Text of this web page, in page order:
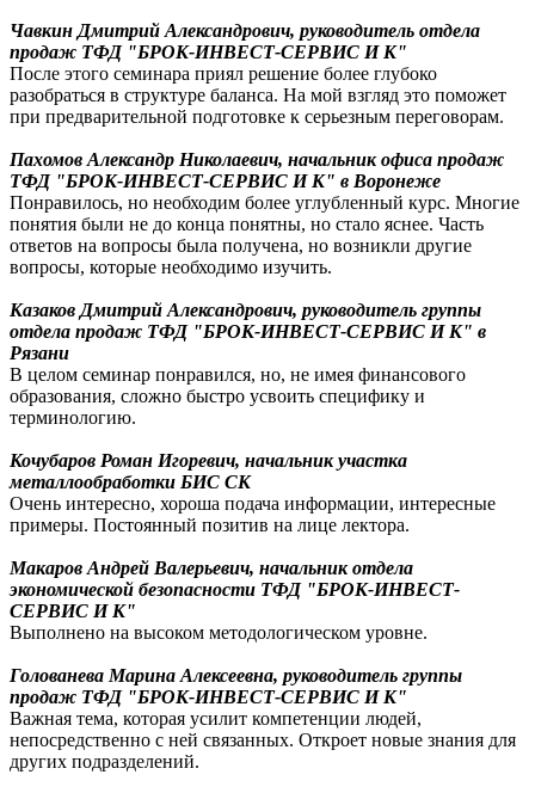
Чавкин Дмитрий Александрович, руководитель отдела
продаж ТФД "БРОК-ИНВЕСТ-СЕРВИС И К"
После этого семинара приял решение более глубоко
разобраться в структуре баланса. На мой взгляд это поможет
при предварительной подготовке к серьезным переговорам.
Пахомов Александр Николаевич, начальник офиса продаж
ТФД "БРОК-ИНВЕСТ-СЕРВИС И К" в Воронеже
Понравилось, но необходим более углубленный курс. Многие
понятия были не до конца понятны, но стало яснее. Часть
ответов на вопросы была получена, но возникли другие
вопросы, которые необходимо изучить.
Казаков Дмитрий Александрович, руководитель группы
отдела продаж ТФД "БРОК-ИНВЕСТ-СЕРВИС И К" в
Рязани
В целом семинар понравился, но, не имея финансового
образования, сложно быстро усвоить специфику и
терминологию.
Кочубаров Роман Игоревич, начальник участка
металлообработки БИС СК
Очень интересно, хороша подача информации, интересные
примеры. Постоянный позитив на лице лектора.
Макаров Андрей Валерьевич, начальник отдела
экономической безопасности ТФД "БРОК-ИНВЕСТ-
СЕРВИС И К"
Выполнено на высоком методологическом уровне.
Голованева Марина Алексеевна, руководитель группы
продаж ТФД "БРОК-ИНВЕСТ-СЕРВИС И К"
Важная тема, которая усилит компетенции людей,
непосредственно с ней связанных. Откроет новые знания для
других подразделений.